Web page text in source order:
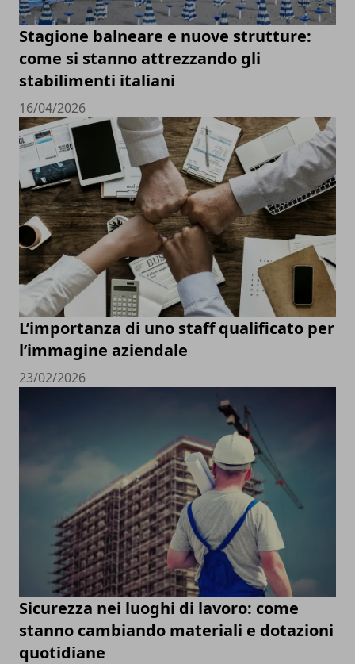
Stagione balneare e nuove strutture:
come si stanno attrezzando gli
stabilimenti italiani
16/04/2026
L’importanza di uno staff qualificato per
l’immagine aziendale
23/02/2026
Sicurezza nei luoghi di lavoro: come
stanno cambiando materiali e dotazioni
quotidiane